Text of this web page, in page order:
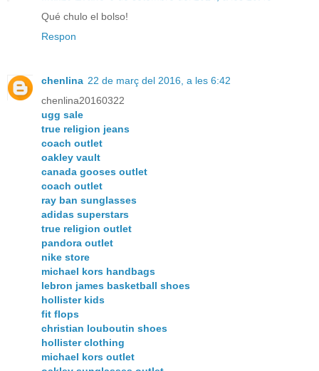
Qué chulo el bolso!
Respon
chenlina 22 de març del 2016, a les 6:42
chenlina20160322
ugg sale
true religion jeans
coach outlet
oakley vault
canada gooses outlet
coach outlet
ray ban sunglasses
adidas superstars
true religion outlet
pandora outlet
nike store
michael kors handbags
lebron james basketball shoes
hollister kids
fit flops
christian louboutin shoes
hollister clothing
michael kors outlet